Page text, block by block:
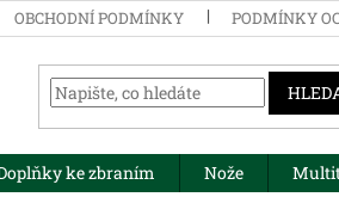
OBCHODNÍ PODMÍNKY PODMÍNKY
ke zbraním Nože